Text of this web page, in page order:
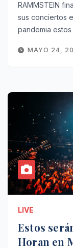
RAMMSTEIN
sus conciertos
pandemia
MAYO 24,
LIVE
Estos
Horan en